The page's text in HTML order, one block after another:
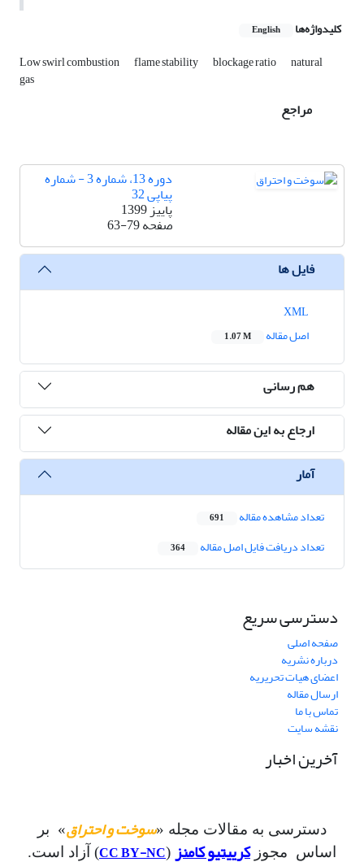
کلیدواژه‌ها English
Low swirl combustion flame stability blockage ratio natural
gas
مراجع
دوره 13، شماره 3 - شماره
پیاپی 32
پاییز 1399
صفحه63-79
فایل ها
اصل مقاله
1.07 M
هم رسانی
ارجاع به این مقاله
آمار
تعداد مشاهده مقاله 691
تعداد دریافت فایل اصل مقاله 364
دسترسی سریع
صفحه اصلی
درباره نشریه
اعضای هیات تحریریه
ارسال مقاله
تماس با ما
نقشه سایت
آخرین اخبار
دسترسی به مقالات مجله «سوخت و احتراق» بر
اساس مجوزکرییتیو کامنز (
CC BY-NC) آزاد است.